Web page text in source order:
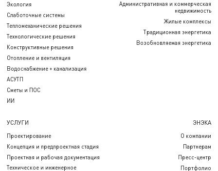
Экология
Слаботочные системы
Тепломеханические решения
Технологические решения
Конструктивные решения
Отопление и вентиляция
Водоснабжение + канализация
АСУТП
Сметы и ПОС
ИИ
Административная и коммерческая
недвижимость
Жилые комплексы
Традиционная энергетика
Возобновляемая энергетика
УСЛУГИ
Проектирование
Концепция и предпроектная стадия
Проектная и рабочая документация
Техническое и инженерное
ЭНЭКА
О компании
Партнерам
Пресс-центр
Портфолио